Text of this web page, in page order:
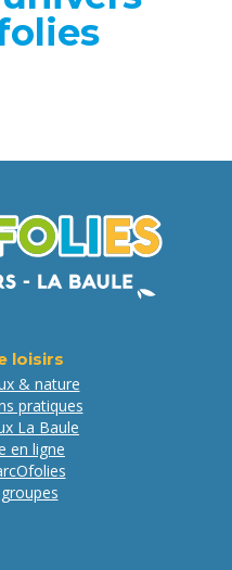
loisirs
& nature
pratiques
La Baule
en ligne